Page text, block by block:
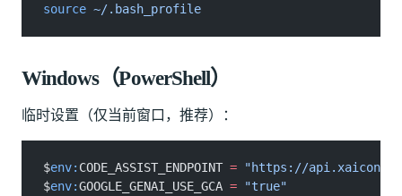
source ~/.bash_profile
Windows（PowerShell）
临时设置（仅当前窗口，推荐）：
$env: CODE_ASSIST_ENDPOINT = "https://
$env:GOOGLE_GENAI_USE_GCA = "true"